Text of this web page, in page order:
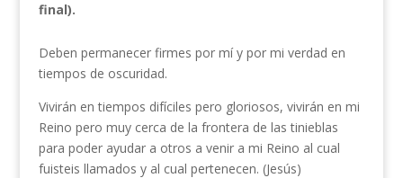
final).
Deben permanecer firmes por mí y por mi verdad en
tiempos de oscuridad.
Vivirán en tiempos difíciles pero gloriosos, vivirán en mi
Reino pero muy cerca de la frontera de las tinieblas
para poder ayudar a otros a venir a mi Reino al cual
fuisteis llamados y al cual pertenecen. (Jesús)